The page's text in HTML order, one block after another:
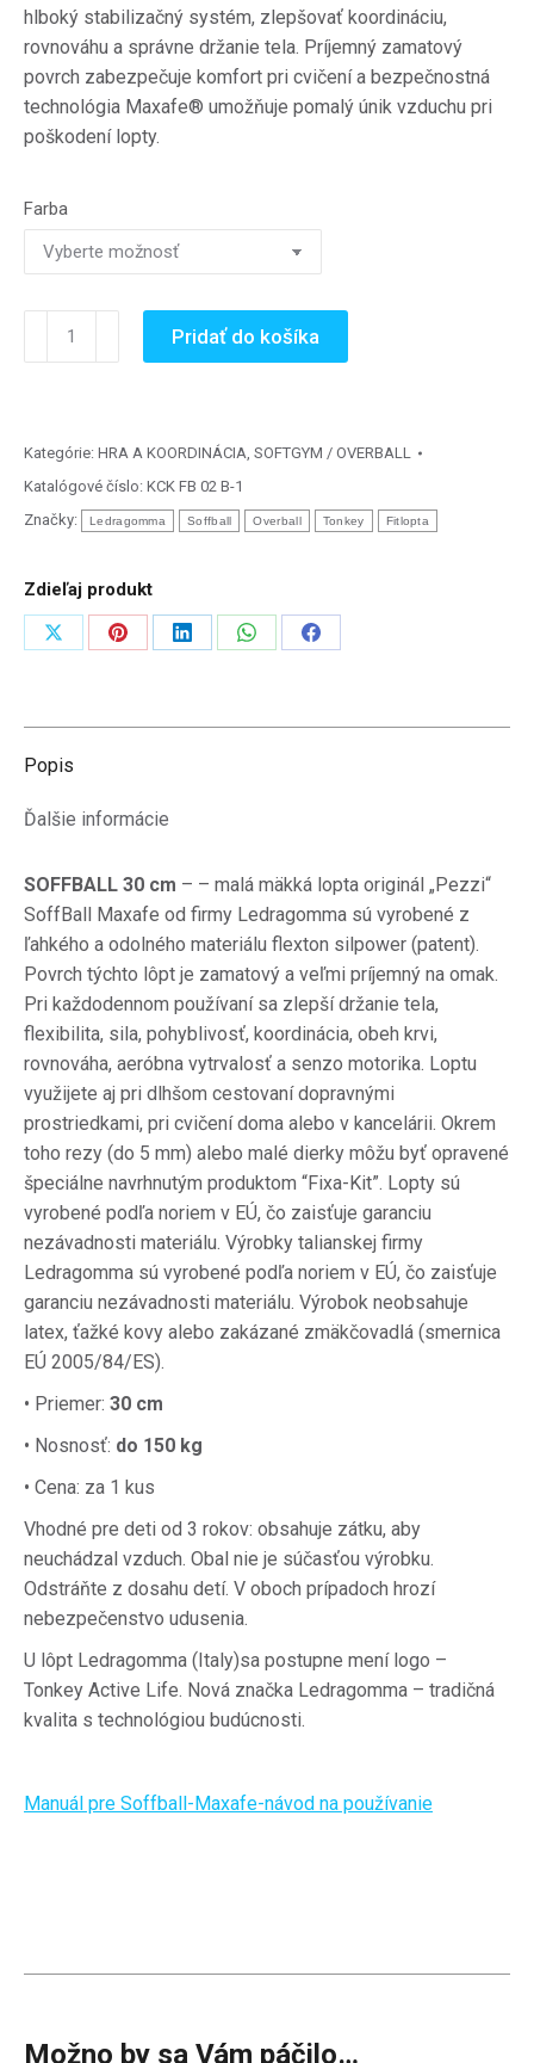
hlboký stabilizačný systém, zlepšovať koordináciu,
rovnováhu a správne držanie tela. Príjemný zamatový
povrch zabezpečuje komfort pri cvičení a bezpečnostná
technológia Maxafe® umožňuje pomalý únik vzduchu pri
poškodení lopty.
Farba
množstvo
-
mäkká
lopta
Pridať do košíka
Kategórie: HRA A KOORDINÁCIA, SOFTGYM / OVERBALL
Katalógové číslo: KCK FB 02 B-1
Značky:
Ledragomma Soffball Overball Tonkey Fitlopta
Zdieľaj produkt
ZdieľaťZdieľaťZdieľaťZdieľaťZdieľať
Popis
Ďalšie informácie
SOFFBALL 30 cm – – malá mäkká lopta originál „Pezzi“
SoffBall Maxafe od firmy Ledragomma sú vyrobené z
ľahkého a odolného materiálu flexton silpower (patent).
Povrch týchto lôpt je zamatový a veľmi príjemný na omak.
Pri každodennom používaní sa zlepší držanie tela,
flexibilita, sila, pohyblivosť, koordinácia, obeh krvi,
rovnováha, aeróbna vytrvalosť a senzo motorika. Loptu
využijete aj pri dlhšom cestovaní dopravnými
prostriedkami, pri cvičení doma alebo v kancelárii. Okrem
toho rezy (do 5 mm) alebo malé dierky môžu byť opravené
špeciálne navrhnutým produktom “Fixa-Kit”. Lopty sú
vyrobené podľa noriem v EÚ, čo zaisťuje garanciu
nezávadnosti materiálu. Výrobky talianskej firmy
Ledragomma sú vyrobené podľa noriem v EÚ, čo zaisťuje
garanciu nezávadnosti materiálu. Výrobok neobsahuje
latex, ťažké kovy alebo zakázané zmäkčovadlá (smernica
EÚ 2005/84/ES).
• Priemer: 30 cm
• Nosnosť: do 150 kg
• Cena: za 1 kus
Vhodné pre deti od 3 rokov: obsahuje zátku, aby
neuchádzal vzduch. Obal nie je súčasťou výrobku.
Odstráňte z dosahu detí. V oboch prípadoch hrozí
nebezpečenstvo udusenia.
U lôpt Ledragomma (Italy)sa postupne mení logo –
Tonkey Active Life. Nová značka Ledragomma – tradičná
kvalita s technológiou budúcnosti.
Manuál pre Soffball-Maxafe-návod na používanie
Možno by sa Vám páčilo…